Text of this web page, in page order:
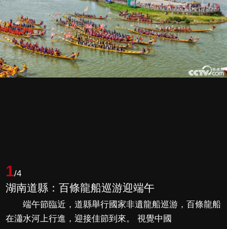
1/4
湖南道縣：百條龍船巡游迎端午
端午節臨近，道縣舉行國家非遺龍船巡游，百條龍船
在瀟水河上行進，迎接佳節到來。 視覺中國